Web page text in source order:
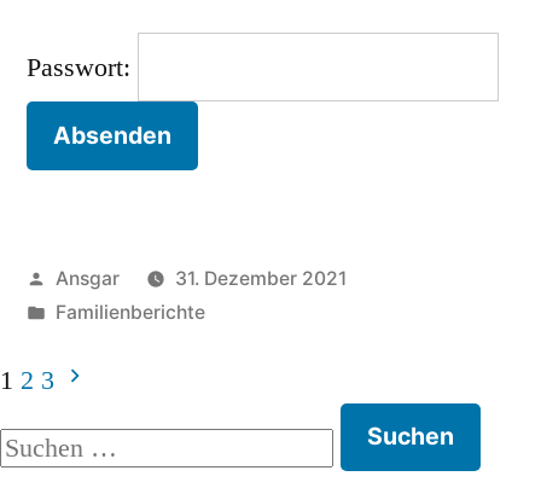
Passwort:
Veröffentlicht
von
Ansgar
31. Dezember 2021
Veröffentlicht
Familienberichte
Seitennummerierung
1 2 3
Suchen
nach: